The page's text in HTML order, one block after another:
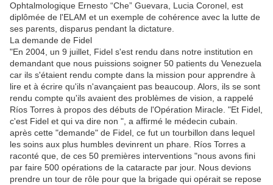
Ophtalmologique Ernesto “Che” Guevara, Lucia Coronel, est
diplômée de l'ELAM et un exemple de cohérence avec la lutte de
ses parents, disparus pendant la dictature.
La demande de Fidel
"En 2004, un 9 juillet, Fidel s'est rendu dans notre institution en
demandant que nous puissions soigner 50 patients du Venezuela
car ils s'étaient rendu compte dans la mission pour apprendre à
lire et à écrire qu'ils n'avançaient pas beaucoup. Alors, ils se sont
rendu compte qu'ils avaient des problèmes de vision, a rappelé
Ríos Torres à propos des débuts de l'Opération Miracle. "Et Fidel,
c'est Fidel et qui va dire non ", a affirmé le médecin cubain.
après cette "demande" de Fidel, ce fut un tourbillon dans lequel
les soins aux plus humbles devinrent un phare. Ríos Torres a
raconté que, de ces 50 premières interventions "nous avons fini
par faire 500 opérations de la cataracte par jour. Nous devions
prendre un tour de rôle pour que la brigade qui opérait se repose